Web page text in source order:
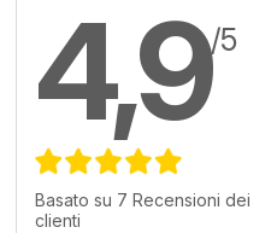
4,9/5
Basato su 7 Recensioni dei
clienti